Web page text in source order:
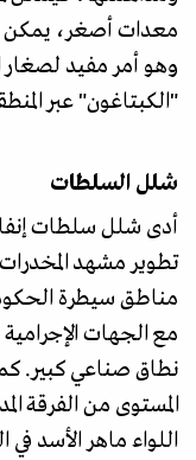
معدات أصغر، يمكن
وهو أمر مفيد لصغار
"الكبتاغون" عبر
شلل السلطات
أدى شلل سلطات إنفاذ
تطوير مشهد المخدرات
مناطق سيطرة
مع الجهات
نطاق صناعي كبير.
المستوى من الفرقة
اللواء ماهر الأسد